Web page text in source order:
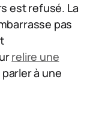
est refusé. La
pas
relire une
à une